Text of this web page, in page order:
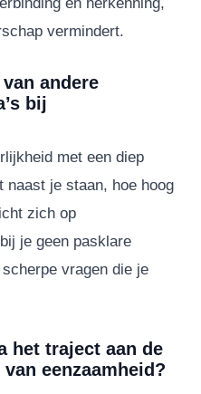
vermindert.
andere
bij
met een diep
naast je staan, hoe hoog
zich op
je geen pasklare
vragen die je
het traject aan de
eenzaamheid?